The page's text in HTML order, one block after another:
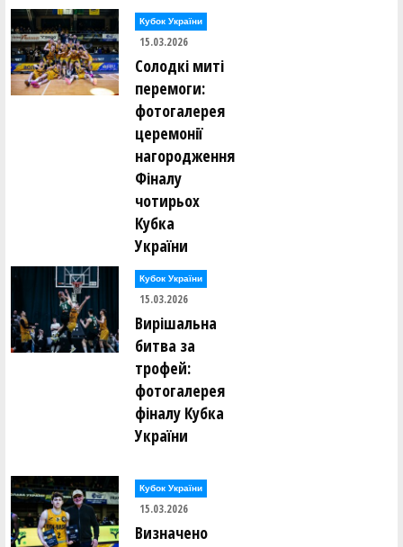
Кубок України
15.03.2026
Солодкі миті
перемоги:
фотогалерея
церемонії
нагородження
Фіналу
чотирьох
Кубка
України
Кубок України
15.03.2026
Вирішальна
битва за
трофей:
фотогалерея
фіналу Кубка
України
Кубок України
15.03.2026
Визначено